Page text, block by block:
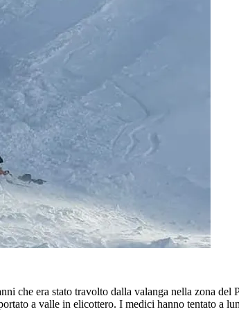
che era stato travolto dalla valanga nella zona
a valle in elicottero. I medici hanno tentato